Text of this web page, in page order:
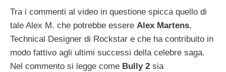
Tra i commenti al video in questione spicca quello di
tale Alex M. che potrebbe essere Alex Martens,
Technical Designer di Rockstar e che ha contribuito in
modo fattivo agli ultimi successi della celebre saga.
Nel commento si legge come Bully 2 sia